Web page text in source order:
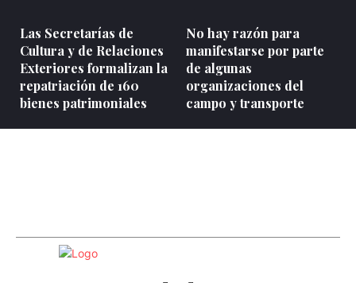
Las Secretarías de
Cultura y de Relaciones
Exteriores formalizan la
repatriación de 160
bienes patrimoniales
No hay razón para
manifestarse por parte
de algunas
organizaciones del
campo y transporte